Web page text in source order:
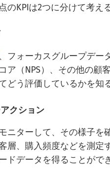
のKPIは2つに分けて考え
、フォーカスグループデー
ア（NPS）、その他の顧
どう評価しているかを知る
クション
ニターして、その様子を
層、購入頻度などを測定
ドデータを得ることがで